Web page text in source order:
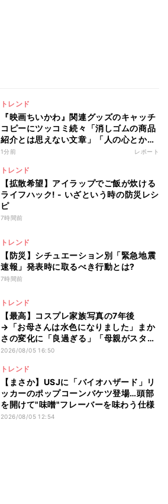
トレンド
『映画ちいかわ』関連グッズのキャッチ
コピーにツッコミ続々「消しゴムの商品
紹介とは思えない文章」「人の心とかな
いんか」
1分前 レポート
トレンド
【拡散希望】アイラップでご飯が炊ける
ライフハック! - いざという時の防災レシ
ピ
7時間前
トレンド
【防災】シチュエーション別「緊急地震
速報」発表時に取るべき行動とは?
7時間前
トレンド
【最高】コスプレ家族写真の7年後
→「お母さんは水色になりました」まか
さの変化に「良過ぎる」「母親がスタン
ドwww」と6.8万いいね
2026/08/05 16:50
トレンド
【まさか】USJに「バイオハザード」リ
ッカーのポップコーンバケツ登場…頭部
を開けて"味噌"フレーバーを味わう仕様
2026/08/05 12:54